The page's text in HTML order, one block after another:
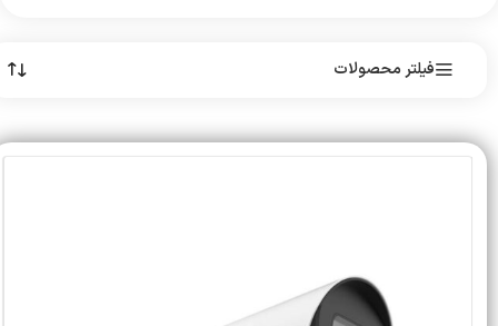
فیلتر محصولات